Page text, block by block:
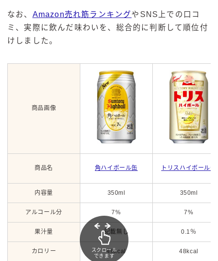
なお、 Amazon売れ筋ランキングやSNS上での口コ
ミ、実際に飲んだ味わいを、総合的に判断して順位付
けしました。
商品画像
商品名 角ハイボール缶 トリスハイボール缶
内容量 350ml 350ml
アルコール分 7% 7%
果汁量 記載無し 0.1％
カロリー 48kcal 48kcal
スクロール
できます